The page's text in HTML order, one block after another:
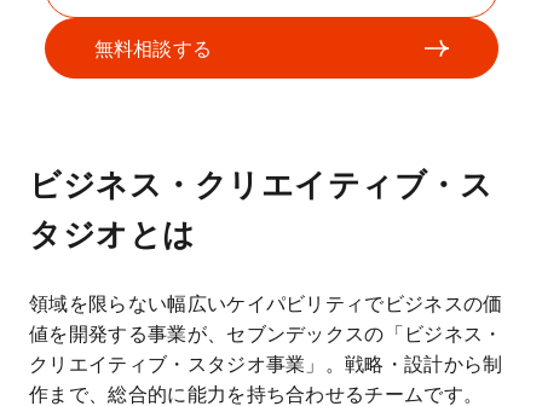
無料相談する
ビジネス・クリエイティブ・ス
タジオとは
領域を限らない幅広いケイパビリティでビジネスの価
値を開発する事業が、セブンデックスの「ビジネス・
クリエイティブ・スタジオ事業」。戦略・設計から制
作まで、総合的に能力を持ち合わせるチームです。